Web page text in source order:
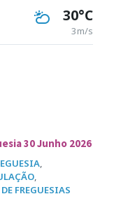
30°C
3m/s
30 Junho 2026
,
,
FREGUESIAS